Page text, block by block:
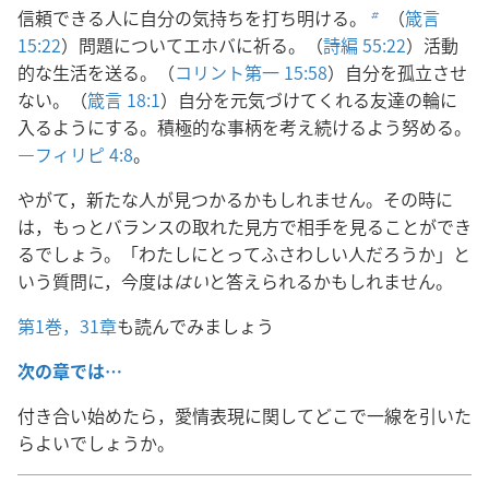
信頼できる人に自分の気持ちを打ち明ける。
b （箴言
15:22）問題についてエホバに祈る。（詩編 55:22）活動
的な生活を送る。（コリント第一 15:58）自分を孤立させ
ない。（箴言 18:1）自分を元気づけてくれる友達の輪に
入るようにする。積極的な事柄を考え続けるよう努める。
―フィリピ 4:8。
やがて，新たな人が見つかるかもしれません。その時に
は，もっとバランスの取れた見方で相手を見ることができ
るでしょう。「わたしにとってふさわしい人だろうか」と
いう質問に，今度ははいと答えられるかもしれません。
第1巻，31章も読んでみましょう
次の章では…
付き合い始めたら，愛情表現に関してどこで一線を引いた
らよいでしょうか。